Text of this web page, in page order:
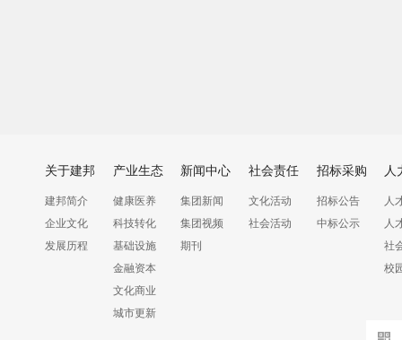
关于建邦
建邦简介
企业文化
发展历程
产业生态
健康医养
科技转化
基础设施
金融资本
文化商业
城市更新
新闻中心
集团新闻
集团视频
期刊
社会责任
文化活动
社会活动
招标采购
招标公告
中标公示
人
人
人
社
校